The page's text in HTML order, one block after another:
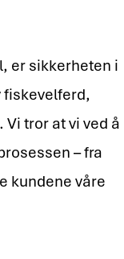
er sikkerheten i
fiskevelferd,
tror at vi ved å
– fra
kundene våre